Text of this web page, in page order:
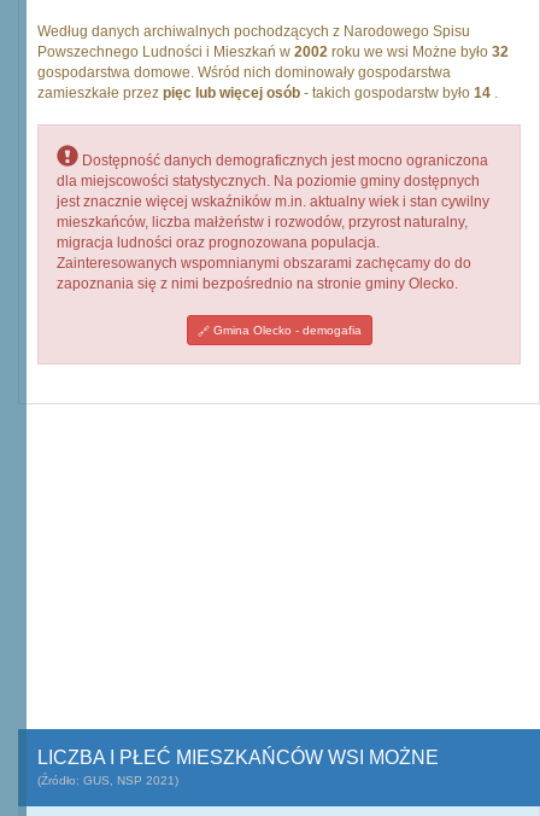
Według danych archiwalnych pochodzących z Narodowego Spisu
Powszechnego Ludności i Mieszkań w 2002 roku we wsi Możne było 32
gospodarstwa domowe. Wśród nich dominowały gospodarstwa
zamieszkałe przez pięc lub więcej osób - takich gospodarstw było 14 .
Dostępność danych demograficznych jest mocno ograniczona
dla miejscowości statystycznych. Na poziomie gminy dostępnych
jest znacznie więcej wskaźników m.in. aktualny wiek i stan cywilny
mieszkańców, liczba małżeństw i rozwodów, przyrost naturalny,
migracja ludności oraz prognozowana populacja.
Zainteresowanych wspomnianymi obszarami zachęcamy do do
zapoznania się z nimi bezpośrednio na stronie gminy Olecko.
Gmina Olecko - demogafia
LICZBA I PŁEĆ MIESZKAŃCÓW WSI MOŻNE
(Źródło: GUS, NSP 2021)